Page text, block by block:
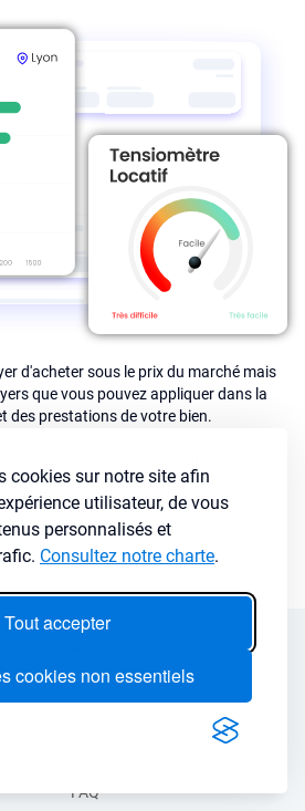
cookies sur notre site afin
utilisateur, de vous
personnalisés et
Consultez notre charte.
Tout accepter
cookies non essentiels
d'acheter sous le prix du marché mais
que vous pouvez appliquer dans la
des prestations de votre bien.
en fonction du type de bien
aussi de la typologie (studio, T2, T3,
choisi (meublé ou vide).
Programme ambassadeur
Podcasts et Interviews
FAQ